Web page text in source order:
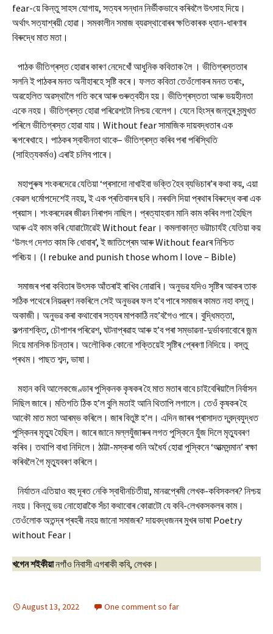
fear-য়ে কিন্তু সাহস যোগায়, সত্যৰ সন্ধান নিৰ্ভীকভাবে কৰিবলৈ উৎসাহ দিয়ে।
অৰ্থাৎ সত্যাশ্ৰয়ী হোৱা। সমকালীন সমাজ ব্যৱস্থাবোৰৰ ক্ষতিকাৰক ধ্যান-ধাৰণাৰ
বিৰুদ্ধে মাত মতা।
পাঠক ভীতিগ্ৰস্ত হোৱাৰ কাৰণ নেদেখোঁ আধুনিক কবিতাক লৈ । ভীতিগ্ৰস্ততাৰ
সলনি ই পাঠকৰ মনত অনীহাৰহে সৃষ্টি কৰে। ফলত কবিতা তেওঁলোকৰ মনত তৰাং,
অৱহেলিত অৱস্থালৈ গতি কৰে আৰু গুৰুত্বহীন হয়। ভীতিগ্ৰস্ততা আৰু ভয়হীনতা
একে নহয়। ভীতিগ্ৰস্ত হোৱা পৰিৱেশটো নিশ্চয় বেলেগ। যেনে হিংস্ৰ জন্তুৰ সন্মুখত
পৰিলে ভীতিগ্ৰস্ত হোৱা যায়। Without fear সামাজিক দায়বদ্ধতাৰ এক
ৰূপৰেখাহে। পাঠকৰ স্বাধীনতা থাকে– ভীতিগ্ৰস্ত কৰিব পৰা পৰিস্থিতি
(সাহিত্যকৰ্মও) এৰাই চলিব পাৰে।
মহাপুৰুষ শংকৰদেৱে যেতিয়া ‘প্ৰসাদো নাখাইবা ভক্তি হৈব ব্যভিচাৰ’ৰ কথা কয়, এয়া
কেৱল ধৰ্মোপদেশেই নহয়, ই এক প্ৰতিবাদৰ ছবি। নৰবলি দিয়া প্ৰথাৰ বিৰুদ্ধে কৰা এক
প্ৰয়াস। শংকৰদেৱৰ জীৱন নিৰাপদ নাছিল। প্ৰত্যাহবান মানি কাম কৰিব লগা হৈছিল
আৰু এই কাম কৰি যোৱাটোৱেই Without fear। কমলাকান্ত ভট্টাচাৰ্যই যেতিয়া কয়
‘উলংগ দেশত কাম কি ধোবাৰ’, ই জাতিপ্ৰেম আৰু Without fearৰ নিশ্চিত
পৰিচয়। (I rebuke and punish those whom I love – Bible)
সমাজৰ পৰা কবিতাৰ উৎসক আঁতৰাই ৰাখিব নোৱাৰি। অনুভৱ যদিও সৃষ্টিৰ আকৰ তাক
সঠিক পথেৰে নিয়ন্ত্ৰণ নকৰিলে সেই অনুভৱৰ ফল হ’ব পাৰে সমাজৰ কামত নহা বস্তু।
অকাজী। অনুভৱ কৰা কথাবোৰ সত্যৰ মাপকাঠি নহ’বগৈও পাৰে। বুদ্ধিমত্তা,
কল্পনাশক্তি, চৌপাশৰ পৰিৱেশ, ঘটনাপ্ৰৱাহ আৰু হ’ব পৰা সম্ভাৱনা-দুৰ্ভাবনাবোৰে জন্ম
দিয়ে মানসিক চিন্তাৰ। অলৌকিক কোনো শক্তিয়েই সৃষ্টিৰ প্ৰেৰণা নিদিয়ে। বস্তু
প্ৰথম। পাছত শব্দ, ভাষা।
মহান কবি আলেকজেণ্ডাৰ পুস্কিনক কৃষকৰ হৈ মাত মতাৰ বাবে চাইবেৰিয়ালৈ নিৰ্বাসন
দিছিল জাৰে। মতিগতি ঠিক হ’ল বুলি মতাই আনি থিতাপি লগালে। তেওঁ কৃষকৰ হৈ
আকৌ মাত মতা আৰম্ভ কৰিলে। জাৰ বিতুষ্ট হ’ল। এদিন জাৰৰ প্ৰাসাদত দ্বন্দ্বযুদ্ধত
পুস্কিনৰ মৃত্যু হৈছিল। জাৰে জানে মল্লযুঁজাৰুৰ লগত পুস্কিনে যুঁজ দিলে মৃত্যুবৰণ
কৰিব। তথাপি বাধা নিদিলে। ঠাট্টা-মস্কৰা শুনি অধৈৰ্য হোৱা পুস্কিনে ‘আত্মসন্মান’ ৰক্ষা
কৰিবলৈ গৈ মৃত্যুবৰণ কৰিলে।
নিৰ্যাতন এতিয়াও বহু দূৰত নেকি স্বাধীনচিতীয়া, মানৱপ্ৰেমী লেখক-কবিসকলৰ? নিশ্চয়
নহয়। কিন্তু ভয় নোহোৱাকৈ সঁচা কথাবোৰ কোৱাটো যে কবি-লেখকসকলৰ কাম।
তেওঁলোক অতন্দ্ৰ প্ৰহৰী নহয় জানো সমাজৰ? দায়বদ্ধজনৰ মুখৰ ভাষা Poetry
without Fear।
খগেন শইকীয়ানগাঁও নিবাসী এগৰাকী কবি, লেখক।
August 13, 2022 One comment so far